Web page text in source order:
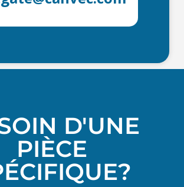
D'UNE
PIÈCE